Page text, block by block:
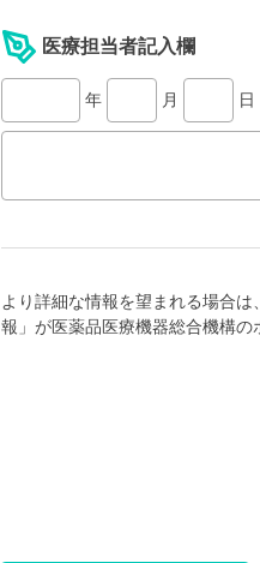
医療担当者記入欄
年 月 日
より詳細な情報を望まれる場合
報」が医薬品医療機器総合機構の